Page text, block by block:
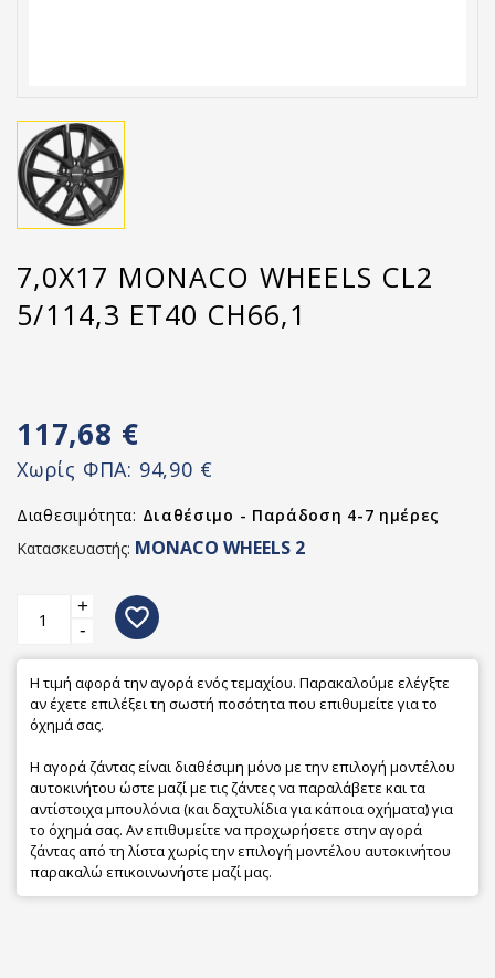
7,0X17 MONACO WHEELS CL2
5/114,3 ET40 CH66,1
117,68 €
Χωρίς ΦΠΑ: 94,90 €
Διαθεσιμότητα: Διαθέσιμο - Παράδοση 4-7 ημέρες
Κατασκευαστής: MONACO WHEELS 2
+
-
favorite_border
Η τιμή αφορά την αγορά ενός τεμαχίου. Παρακαλούμε ελέγξτε
αν έχετε επιλέξει τη σωστή ποσότητα που επιθυμείτε για το
όχημά σας.
Η αγορά ζάντας είναι διαθέσιμη μόνο με την επιλογή μοντέλου
αυτοκινήτου ώστε μαζί με τις ζάντες να παραλάβετε και τα
αντίστοιχα μπουλόνια (και δαχτυλίδια για κάποια οχήματα) για
το όχημά σας. Αν επιθυμείτε να προχωρήσετε στην αγορά
ζάντας από τη λίστα χωρίς την επιλογή μοντέλου αυτοκινήτου
παρακαλώ επικοινωνήστε μαζί μας.